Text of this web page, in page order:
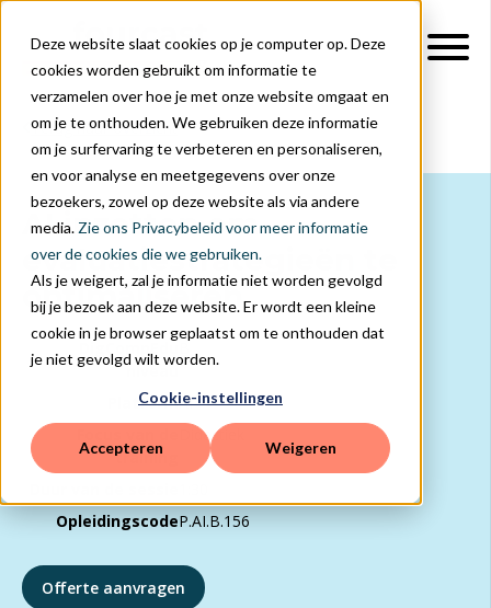
Deze website slaat cookies op je computer op. Deze
cookies worden gebruikt om informatie te
verzamelen over hoe je met onze website omgaat en
om je te onthouden. We gebruiken deze informatie
om je surfervaring te verbeteren en personaliseren,
en voor analyse en meetgegevens over onze
bezoekers, zowel op deze website als via andere
media. Zie ons Privacybeleid voor meer informatie
over de cookies die we gebruiken.
Als je weigert, zal je informatie niet worden gevolgd
bij je bezoek aan deze website. Er wordt een kleine
cookie in je browser geplaatst om te onthouden dat
je niet gevolgd wilt worden.
Cookie-instellingen
Accepteren Weigeren
Terug naar overzicht
AI inzetten om
evaluatiestrategieën te
optimaliseren
DigCompEdu
niveau
B
PlatformAI
training
Didactiek
OpleidingscodeP.AI.B.156
Offerte aanvragen